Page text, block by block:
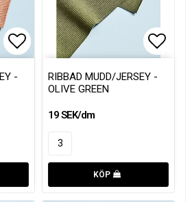
Lägg till i favoritlistan
Lägg till i favoritlistan
-
RIBBAD MUDD/JERSEY -
OLIVE GREEN
19 SEK/dm
KÖP